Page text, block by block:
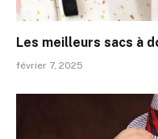
Les meilleurs sacs à
février 7, 2025